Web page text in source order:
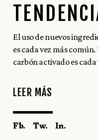
El uso de nuevos
es cada vez más
carbón activado es
LEER MÁS
Fb. Tw. In.